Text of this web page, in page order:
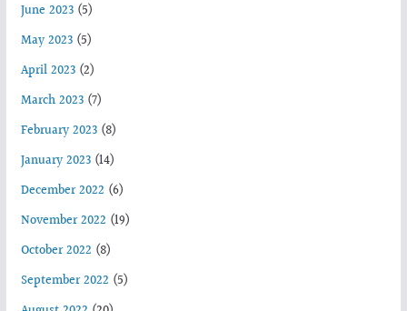
June 2023(5)
May 2023(5)
April 2023(2)
March 2023(7)
February 2023(8)
January 2023(14)
December 2022 (6)
November 2022 (19)
October 2022 (8)
September 2022 (5)